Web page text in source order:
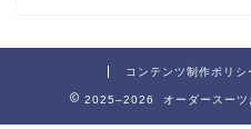
コンテンツ制作ポリシ
2025–2026 オーダースーツ